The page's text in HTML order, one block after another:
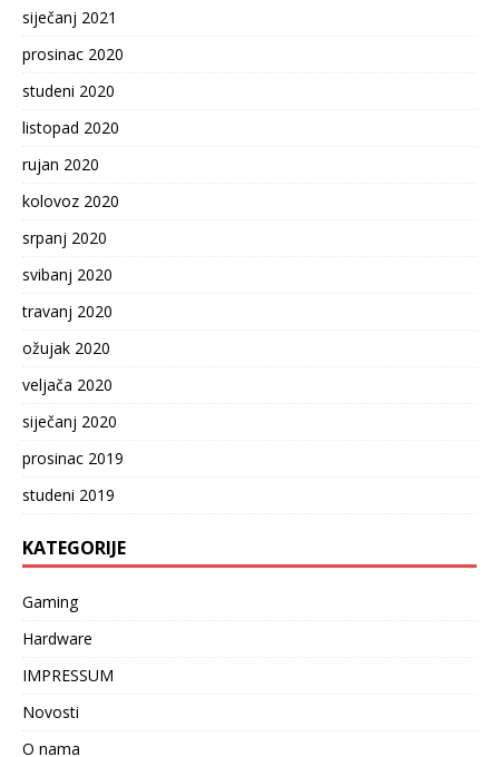
siječanj 2021
prosinac 2020
studeni 2020
listopad 2020
rujan 2020
kolovoz 2020
srpanj 2020
svibanj 2020
travanj 2020
ožujak 2020
veljača 2020
siječanj 2020
prosinac 2019
studeni 2019
KATEGORIJE
Gaming
Hardware
IMPRESSUM
Novosti
O nama